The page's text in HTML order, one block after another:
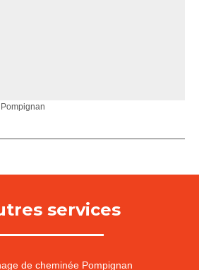
services
de cheminée Pompignan